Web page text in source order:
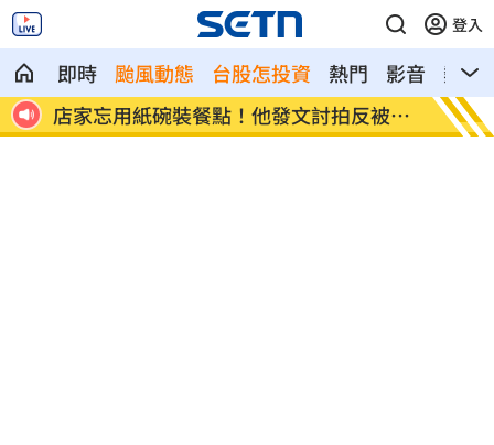
登入
即時 颱風動態 台股怎投資 熱門 影音
熱搜
哭
店家忘用紙碗裝餐點！他發文討拍反被打
臉
新／
中